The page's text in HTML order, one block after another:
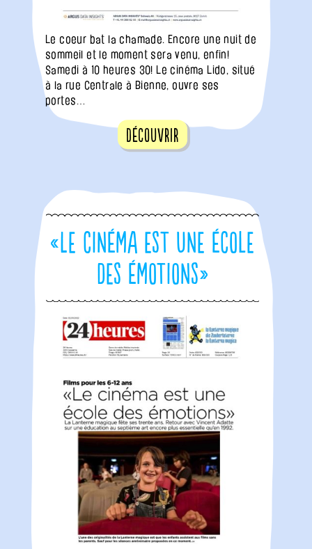
Le coeur bat la chamade. Encore une nuit de
sommeil et le moment sera venu, enfin!
Samedi à 10 heures 30! Le cinéma Lido, situé
à la rue Centrale à Bienne, ouvre ses
portes…
Découvrir
«Le cinéma est une école
des émotions»